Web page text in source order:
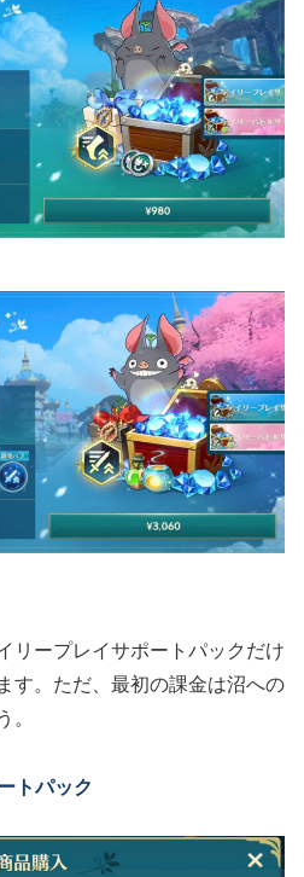
リープレイサポートパックだけ
す。ただ、最初の課金は沼への
。
トパック